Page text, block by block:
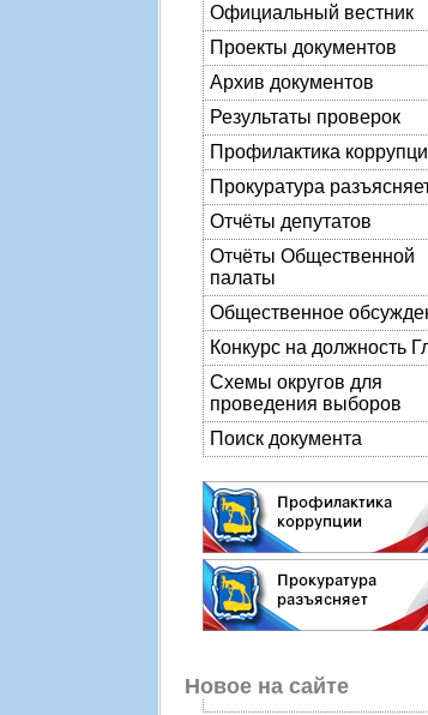
Официальный вестник
Проекты документов
Архив документов
Результаты проверок
Профилактика
Прокуратура
Отчёты депутатов
Отчёты Общественной
палаты
Общественное
Конкурс на должность
Схемы округов для
проведения выборов
Поиск документа
Новое на сайте